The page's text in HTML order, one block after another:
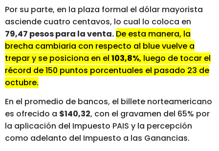
Por su parte, en la plaza formal el dólar mayorista
asciende cuatro centavos, lo cual lo coloca en
79,47 pesos para la venta. De esta manera, la
brecha cambiaria con respecto al blue vuelve a
trepar y se posiciona en el 103,8%, luego de tocar el
récord de 150 puntos porcentuales el pasado 23 de
octubre.
En el promedio de bancos, el billete norteamericano
es ofrecido a $140,32, con el gravamen del 65% por
la aplicación del Impuesto PAIS y la percepción
como adelanto del Impuesto a las Ganancias.